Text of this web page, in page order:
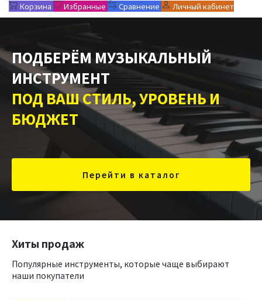
Корзина
Избранные Сравнение Личный кабинет
ПОДБЕРЁМ МУЗЫКАЛЬНЫЙ
ИНСТРУМЕНТ
ПОД ВАШ СТИЛЬ, УРОВЕНЬ И
БЮДЖЕТ
Перейти в каталог
Хиты продаж
Популярные инструменты, которые чаще выбирают
наши покупатели